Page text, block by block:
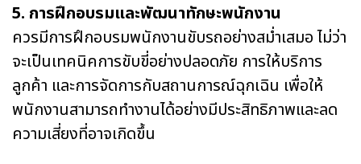
5. การฝึกอบรมและพัฒนาทักษะพนักงาน
ควรมีการฝึกอบรมพนักงานขับรถอย่างสม่ำเสมอ ไม่ว่า
จะเป็นเทคนิคการขับขี่อย่างปลอดภัย การให้บริการ
ลูกค้า และการจัดการกับสถานการณ์ฉุกเฉิน เพื่อให้
พนักงานสามารถทำงานได้อย่างมีประสิทธิภาพและลด
ความเสี่ยงที่อาจเกิดขึ้น